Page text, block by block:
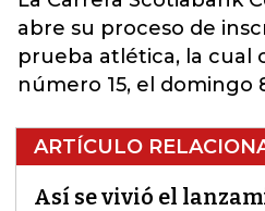
abre su proceso de
prueba atlética, la cual
número 15, el domingo
ARTÍCULO
Así se vivió el